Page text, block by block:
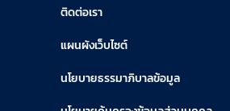
ติดต่อเรา
แผนผังเว็บไซต์
นโยบายธรรมาภิบาลข้อมูล